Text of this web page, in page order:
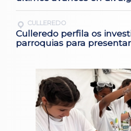
CULLEREDO
Culleredo perfila os
parroquias para